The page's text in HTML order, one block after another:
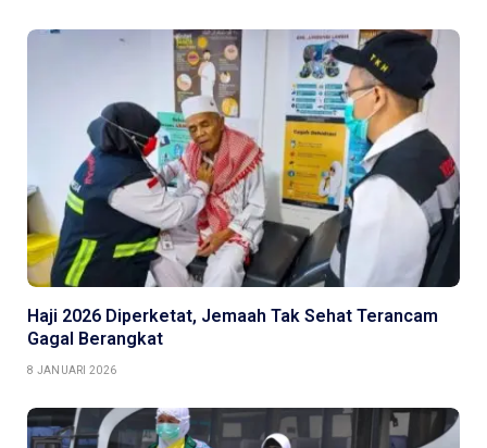
Haji 2026 Diperketat, Jemaah Tak Sehat Terancam
Gagal Berangkat
8 JANUARI 2026